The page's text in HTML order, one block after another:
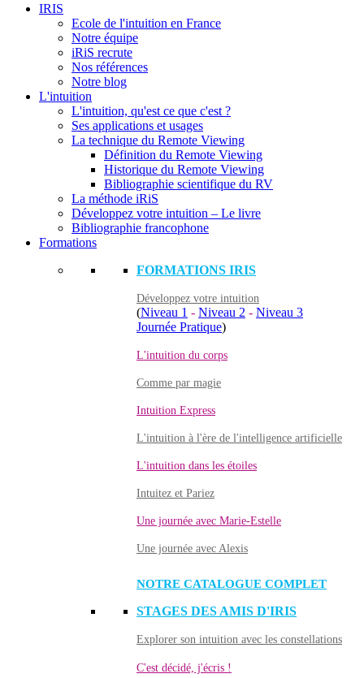
IRIS
Ecole de l'intuition en France
Notre équipe
iRiS recrute
Nos références
Notre blog
L'intuition
L'intuition, qu'est ce que c'est ?
Ses applications et usages
La technique du Remote Viewing
Définition du Remote Viewing
Historique du Remote Viewing
Bibliographie scientifique du RV
La méthode iRiS
Développez votre intuition – Le livre
Bibliographie francophone
Formations
FORMATIONS IRIS
Développez votre intuition
(Niveau 1 - Niveau 2 - Niveau 3
Journée Pratique)
L'intuition du corps
Comme par magie
Intuition Express
L'intuition à l'ère de l'intelligence artificielle
L'intuition dans les étoiles
Intuitez et Pariez
Une journée avec Marie-Estelle
Une journée avec Alexis
NOTRE CATALOGUE COMPLET
STAGES DES AMIS D'IRIS
Explorer son intuition avec les constellations
C'est décidé, j'écris !